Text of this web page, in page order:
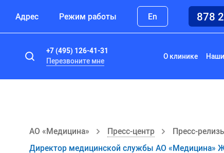
Адрес Режим работы En 878
+7 (495) 126-41-31
Перезвоните мне
О клинике
АО «Медицина» Пресс-центр
Пресс-
Директор медицинской службы АО «Медицина»